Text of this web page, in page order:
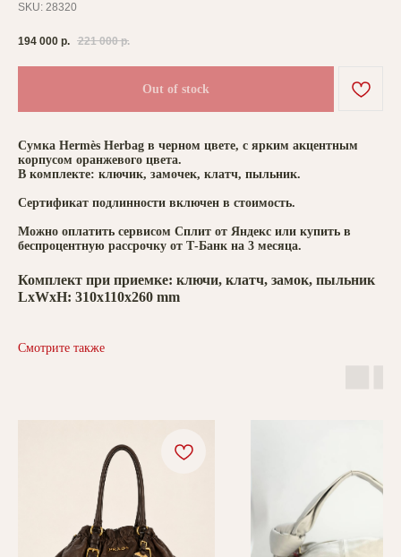
SKU: 28320
194 000 р. 221 000 р.
Out of stock
Сумка Hermès Herbag в черном цвете, с ярким акцентным
корпусом оранжевого цвета.
В комплекте: ключик, замочек, клатч, пыльник.
Сертификат подлинности включен в стоимость.
Можно оплатить сервисом Сплит от Яндекс или купить в
беспроцентную рассрочку от Т-Банк на 3 месяца.
Комплект при приемке: ключи, клатч, замок, пыльник
LxWxH: 310x110x260 mm
Смотрите также